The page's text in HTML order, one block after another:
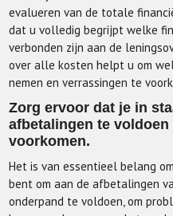
evalueren van de totale
dat u volledig begrijpt welke
verbonden zijn aan de
over alle kosten helpt u om
nemen en verrassingen te
Zorg ervoor dat je in
afbetalingen te
voorkomen.
Het is van essentieel belang
bent om aan de afbetalingen
onderpand te voldoen, om